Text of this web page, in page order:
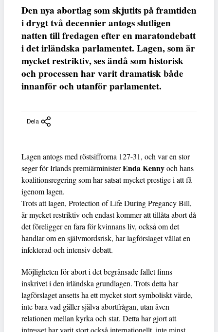
Den nya abortlag som skjutits på framtiden
i drygt två decennier antogs slutligen
natten till fredagen efter en maratondebatt
i det irländska parlamentet. Lagen, som är
mycket restriktiv, ses ändå som historisk
och processen har varit dramatisk både
innanför och utanför parlamentet.
Dela
Lagen antogs med röstsiffrorna 127-31, och var en stor
seger för Irlands premiärministerEnda Kennyoch hans
koalitionsregering som har satsat mycket prestige i att få
igenom lagen.
Trots att lagen, Protection of Life During Pregancy Bill,
är mycket restriktiv och endast kommer att tillåta abort då
det föreligger en fara för kvinnans liv, också om det
handlar om en självmordsrisk, har lagförslaget vållat en
infekterad och intensiv debatt.
Möjligheten för abort i det begränsade fallet finns
inskrivet i den irländska grundlagen. Trots detta har
lagförslaget ansetts ha ett mycket stort symboliskt värde,
inte bara vad gäller själva abortfrågan, utan även
relationen mellan kyrka och stat. Detta har gjort att
intresset har varit stort också internationellt, inte minst